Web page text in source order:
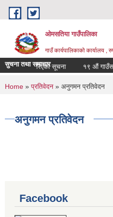
Skip to main content
ओमसतिया गाउँपालिका
गाउँ कार्यपालिकाको कार्यालय ,
सुचना तथा समाचार
गरिएको सूचना १९ औं
You are here
Home » प्रतिवेदन » अनुगमन प्रतिवेदन
अनुगमन प्रतिवेदन
Facebook